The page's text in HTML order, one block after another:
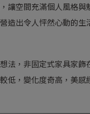
讓空間充滿個人風格
造出令人怦然心動的生
法，非固定式家具家
低，變化度奇高，美感